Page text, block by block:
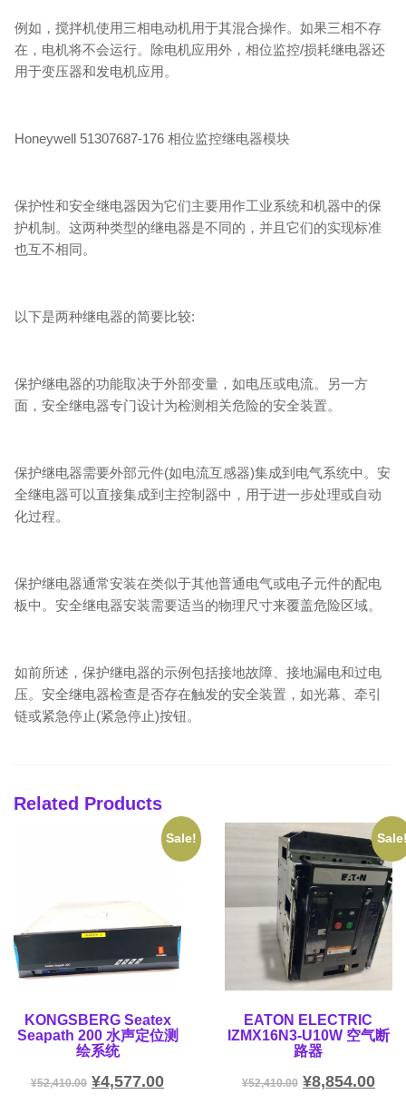
例如，搅拌机使用三相电动机用于其混合操作。如果三相不存
在，电机将不会运行。除电机应用外，相位监控/损耗继电器还
用于变压器和发电机应用。
Honeywell 51307687-176 相位监控继电器模块
保护性和安全继电器因为它们主要用作工业系统和机器中的保
护机制。这两种类型的继电器是不同的，并且它们的实现标准
也互不相同。
以下是两种继电器的简要比较:
保护继电器的功能取决于外部变量，如电压或电流。另一方
面，安全继电器专门设计为检测相关危险的安全装置。
保护继电器需要外部元件(如电流互感器)集成到电气系统中。安
全继电器可以直接集成到主控制器中，用于进一步处理或自动
化过程。
保护继电器通常安装在类似于其他普通电气或电子元件的配电
板中。安全继电器安装需要适当的物理尺寸来覆盖危险区域。
如前所述，保护继电器的示例包括接地故障、接地漏电和过电
压。安全继电器检查是否存在触发的安全装置，如光幕、牵引
链或紧急停止(紧急停止)按钮。
Related Products
Sale!
KONGSBERG Seatex
Seapath 200 水声定位测
绘系统
¥52,410.00 ¥4,577.00
EATON ELECTRIC
IZMX16N3-U10W 空气断
路器
¥52,410.00 ¥8,854.00